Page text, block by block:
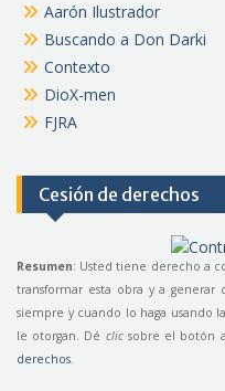
Aarón Ilustrador
Buscando a Don Darki
Contexto
DioX-men
FJRA
Cesión de derechos
Resumen: Usted tiene derecho a
transformar esta obra y a
siempre y cuando lo haga usando
le otorgan. Dé clicsobre el botón
derechos